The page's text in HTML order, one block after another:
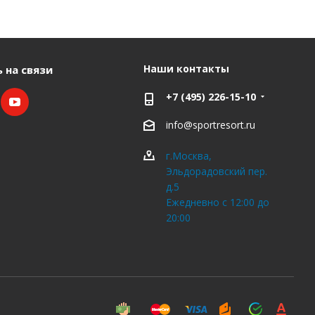
на связи Наши контакты
+7 (495) 226-15-10
info@sportresort.ru
г.Москва,
Эльдорадовский пер.
д.5
Ежедневно с 12:00 до
20:00